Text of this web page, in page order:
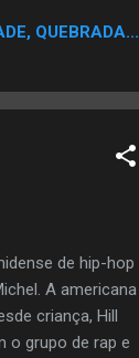
QUEBRADA...
de hip-hop
A americana
criança, Hill
o grupo de rap e